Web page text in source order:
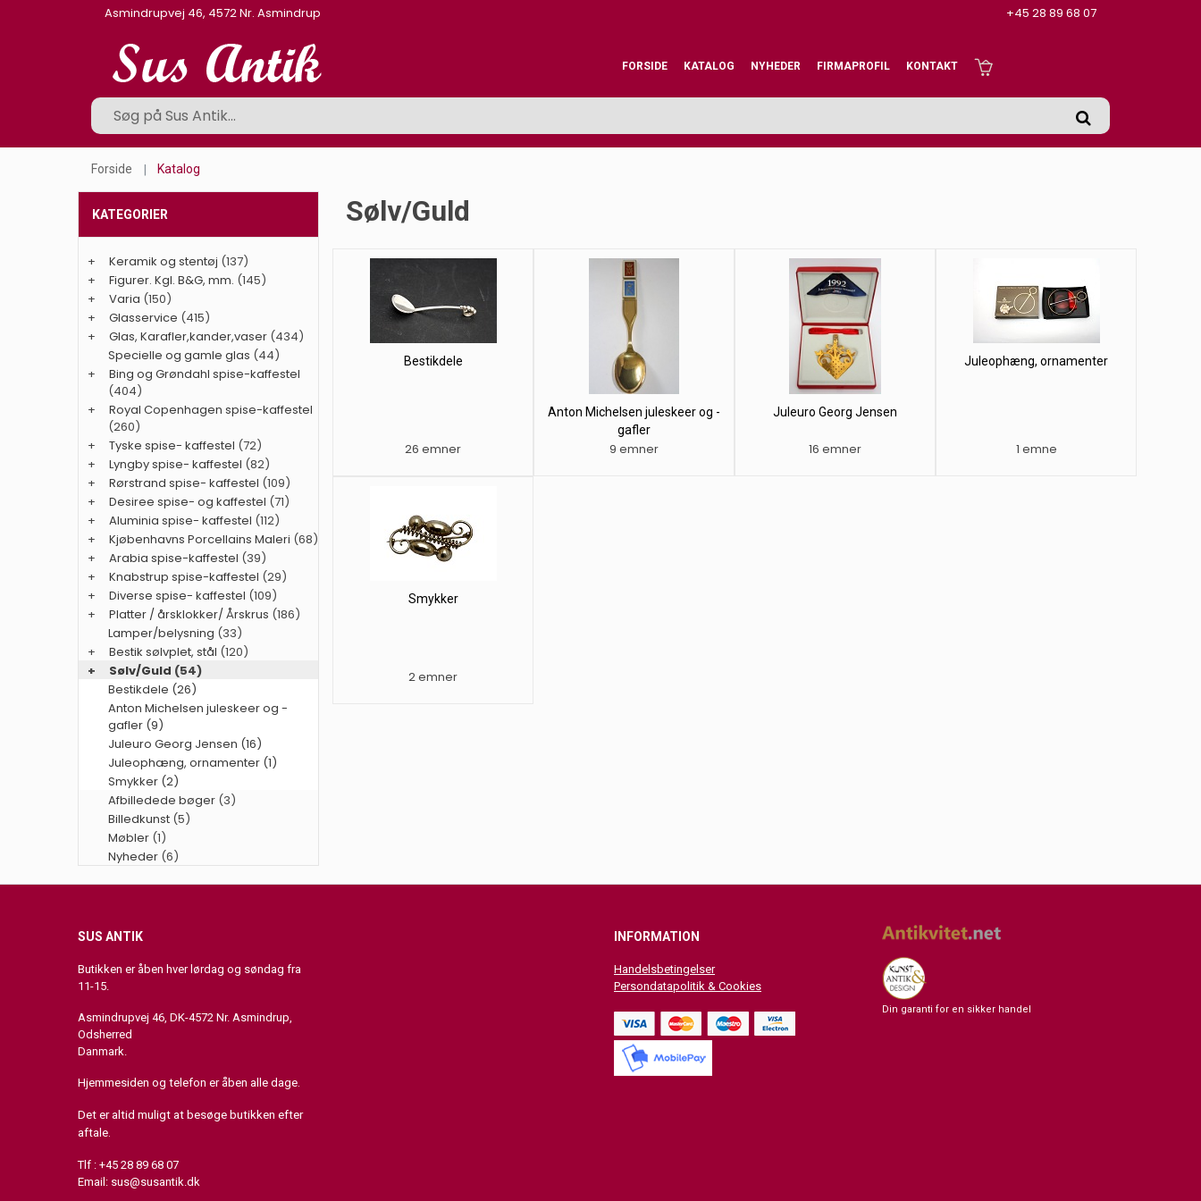
Asmindrupvej 46, 4572 Nr. Asmindrup +45 28 89 68 07
FORSIDE KATALOG NYHEDER FIRMAPROFIL KONTAKT
Forside Katalog
Sølv/Guld
Bestikdele
26 emner
Anton Michelsen juleskeer og -
gafler
9 emner
Juleuro Georg Jensen
16 emner
Juleophæng, ornamenter
1 emne
Smykker
2 emner
KATEGORIER
+ Keramik og stentøj (137)
+
Figurer. Kgl. B&G, mm. (145)
+
Varia (150)
+
Glasservice (415)
+
Glas, Karafler,kander,vaser (434)
Specielle og gamle glas (44)
+
Bing og Grøndahl spise-kaffestel
(404)
+
Royal Copenhagen spise-kaffestel
(260)
+
Tyske spise- kaffestel (72)
+
Lyngby spise- kaffestel (82)
+
Rørstrand spise- kaffestel (109)
+
Desiree spise- og kaffestel (71)
+
Aluminia spise- kaffestel (112)
+
Kjøbenhavns Porcellains Maleri (68)
+
Arabia spise-kaffestel (39)
+
Knabstrup spise-kaffestel (29)
+
Diverse spise- kaffestel (109)
+
Platter / årsklokker/ Årskrus (186)
Lamper/belysning (33)
+
Bestik sølvplet, stål (120)
+
Sølv/Guld (54)
Bestikdele (26)
Anton Michelsen juleskeer og -
gafler (9)
Juleuro Georg Jensen (16)
Juleophæng, ornamenter (1)
Smykker (2)
Afbilledede bøger (3)
Billedkunst (5)
Møbler (1)
Nyheder (6)
SUS ANTIK
Butikken er åben hver lørdag og søndag fra
11-15.
Asmindrupvej 46, DK-4572 Nr. Asmindrup,
Odsherred
Danmark.
Hjemmesiden og telefon er åben alle dage.
Det er altid muligt at besøge butikken efter
aftale.
Tlf : +45 28 89 68 07
Email: sus@susantik.dk
INFORMATION
Handelsbetingelser
Persondatapolitik & Cookies
Din garanti for en sikker handel